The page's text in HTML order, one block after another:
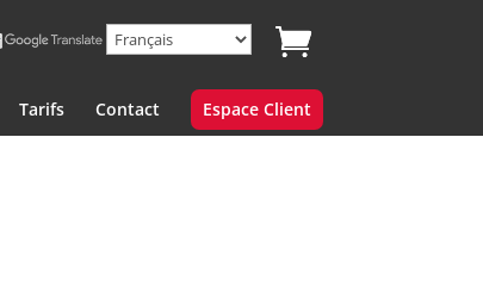
Tarifs Contact Espace Client